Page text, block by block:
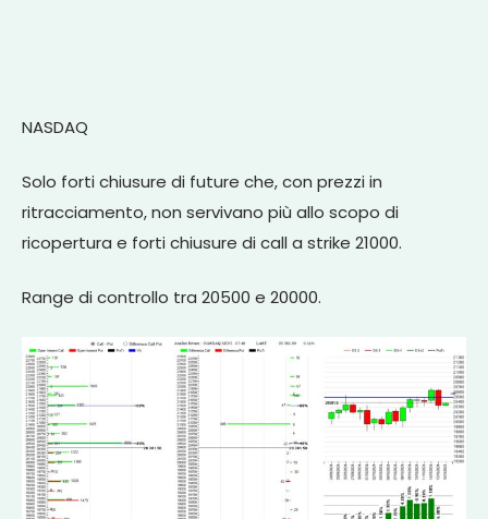
NASDAQ
Solo forti chiusure di future che, con prezzi in
ritracciamento, non servivano più allo scopo di
ricopertura e forti chiusure di call a strike 21000.
Range di controllo tra 20500 e 20000.